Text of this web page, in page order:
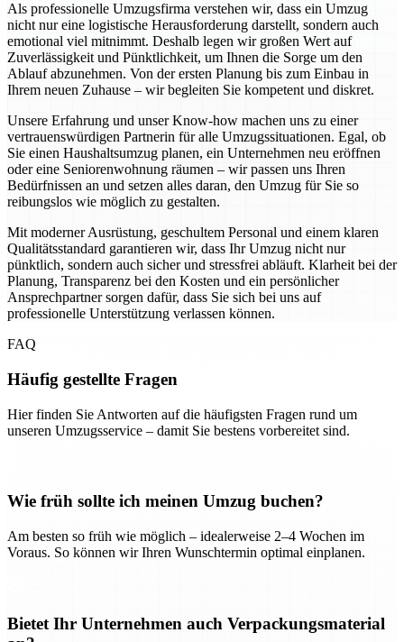
Als professionelle Umzugsfirma verstehen wir, dass ein Umzug
nicht nur eine logistische Herausforderung darstellt, sondern auch
emotional viel mitnimmt. Deshalb legen wir großen Wert auf
Zuverlässigkeit und Pünktlichkeit, um Ihnen die Sorge um den
Ablauf abzunehmen. Von der ersten Planung bis zum Einbau in
Ihrem neuen Zuhause – wir begleiten Sie kompetent und diskret.
Unsere Erfahrung und unser Know-how machen uns zu einer
vertrauenswürdigen Partnerin für alle Umzugssituationen. Egal, ob
Sie einen Haushaltsumzug planen, ein Unternehmen neu eröffnen
oder eine Seniorenwohnung räumen – wir passen uns Ihren
Bedürfnissen an und setzen alles daran, den Umzug für Sie so
reibungslos wie möglich zu gestalten.
Mit moderner Ausrüstung, geschultem Personal und einem klaren
Qualitätsstandard garantieren wir, dass Ihr Umzug nicht nur
pünktlich, sondern auch sicher und stressfrei abläuft. Klarheit bei der
Planung, Transparenz bei den Kosten und ein persönlicher
Ansprechpartner sorgen dafür, dass Sie sich bei uns auf
professionelle Unterstützung verlassen können.
FAQ
Häufig gestellte Fragen
Hier finden Sie Antworten auf die häufigsten Fragen rund um
unseren Umzugsservice – damit Sie bestens vorbereitet sind.
Wie früh sollte ich meinen Umzug buchen?
Am besten so früh wie möglich – idealerweise 2–4 Wochen im
Voraus. So können wir Ihren Wunschtermin optimal einplanen.
Bietet Ihr Unternehmen auch Verpackungsmaterial